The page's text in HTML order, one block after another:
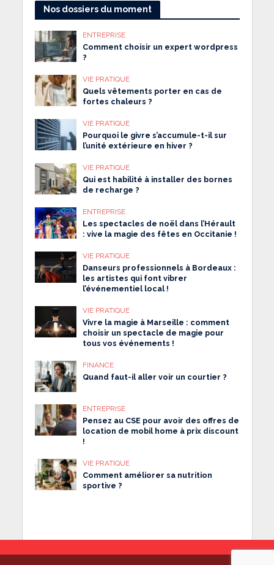
Nos dossiers du moment
ENTREPRISE
Comment choisir un expert wordpress
?
VIE PRATIQUE
Quels vêtements porter en cas de
fortes chaleurs ?
VIE PRATIQUE
Pourquoi le givre s’accumule-t-il sur
l’unité extérieure en hiver ?
VIE PRATIQUE
Qui est habilité à installer des bornes
de recharge ?
ENTREPRISE
Les spectacles de noël dans l’Hérault
: vive la magie des fêtes en Occitanie !
VIE PRATIQUE
Danseurs professionnels à Bordeaux :
les artistes qui font vibrer
l’événementiel local !
VIE PRATIQUE
Vivre la magie à Marseille : comment
choisir un spectacle de magie pour
tous vos événements !
FINANCE
Quand faut-il aller voir un courtier ?
ENTREPRISE
Pensez au CSE pour avoir des offres de
location de mobil home à prix discount
!
VIE PRATIQUE
Comment améliorer sa nutrition
sportive ?